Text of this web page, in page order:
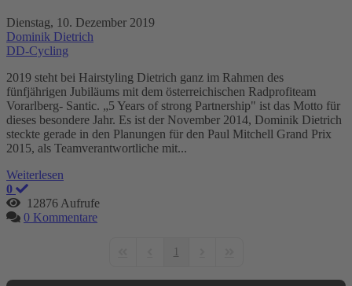
Dienstag, 10. Dezember 2019
Dominik Dietrich
DD-Cycling
2019 steht bei Hairstyling Dietrich ganz im Rahmen des
fünfjährigen Jubiläums mit dem österreichischen Radprofiteam
Vorarlberg- Santic. „5 Years of strong Partnership" ist das Motto für
dieses besondere Jahr. Es ist der November 2014, Dominik Dietrich
steckte gerade in den Planungen für den Paul Mitchell Grand Prix
2015, als Teamverantwortliche mit...
Weiterlesen
0
12876 Aufrufe
0 Kommentare
Previous Page
1